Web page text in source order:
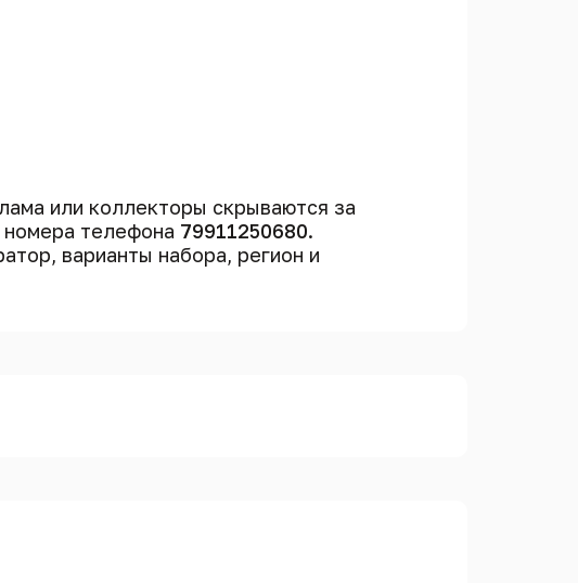
или коллекторы скрываются за
телефона 79911250680.
варианты набора, регион и